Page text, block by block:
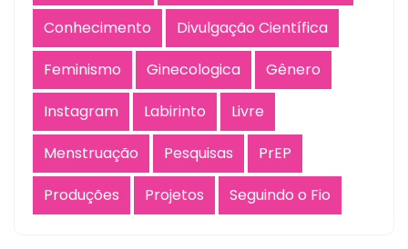
Conhecimento
Divulgação Científica
Feminismo
Ginecologica
Gênero
Instagram
Labirinto
Livre
Menstruação
Pesquisas
PrEP
Produções
Projetos Seguindo o Fio